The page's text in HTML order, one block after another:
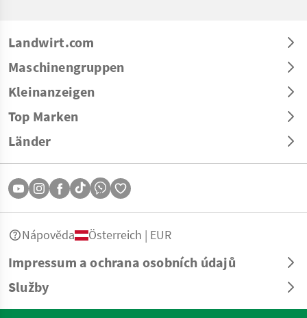
Landwirt.com
Maschinengruppen
Kleinanzeigen
Top Marken
Länder
Impressum a ochrana osobních údajů
Služby
Nápověda Österreich | EUR